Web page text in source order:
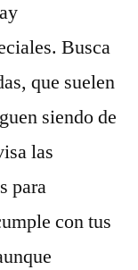
Busca
que suelen
siendo de
las
para
con tus